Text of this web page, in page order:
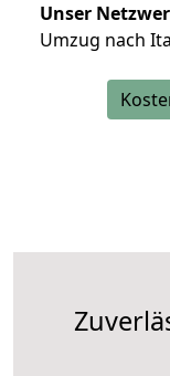
Unser
Umzug nach